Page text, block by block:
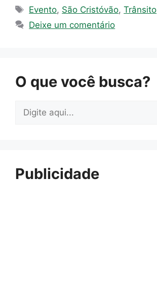
Tags
Evento, São Cristóvão,Trânsito
Deixe um comentário
O que você busca?
Publicidade